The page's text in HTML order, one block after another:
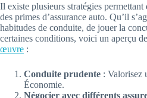
Il existe plusieurs stratégies
des primes d’assurance auto. Qu’il
habitudes de conduite, de jouer la
certaines conditions, voici un aperçu
œuvre :
Conduite prudente : Valorisez
Économie.
Négocier avec différents